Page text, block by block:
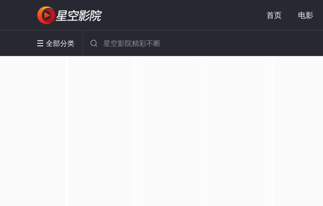
首页 电影
 全部分类 